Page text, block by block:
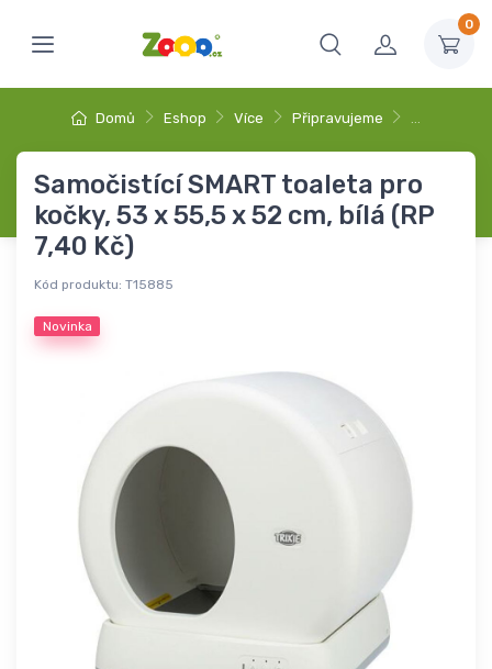
0
Domů Eshop Více Připravujeme …
Samočistící SMART toaleta pro
kočky, 53 x 55,5 x 52 cm, bílá (RP
7,40 Kč)
Kód produktu: T15885
Novinka